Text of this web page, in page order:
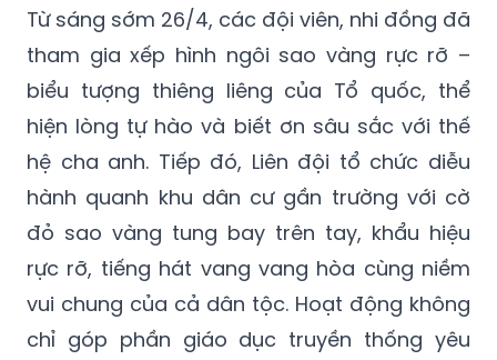
Từ sáng sớm 26/4, các đội viên, nhi đồng đã
tham gia xếp hình ngôi sao vàng rực rỡ –
biểu tượng thiêng liêng của Tổ quốc, thể
hiện lòng tự hào và biết ơn sâu sắc với thế
hệ cha anh. Tiếp đó, Liên đội tổ chức diễu
hành quanh khu dân cư gần trường với cờ
đỏ sao vàng tung bay trên tay, khẩu hiệu
rực rỡ, tiếng hát vang vang hòa cùng niềm
vui chung của cả dân tộc. Hoạt động không
chỉ góp phần giáo dục truyền thống yêu